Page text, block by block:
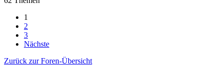
1
2
3
Nächste
Zurück zur Foren-Übersicht